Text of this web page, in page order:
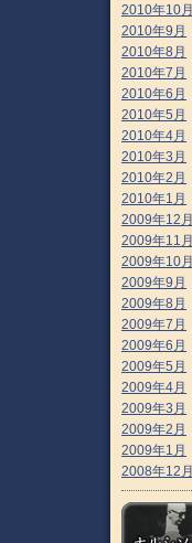
2010年10月
2010年9月
2010年8月
2010年7月
2010年6月
2010年5月
2010年4月
2010年3月
2010年2月
2010年1月
2009年12月
2009年11月
2009年10月
2009年9月
2009年8月
2009年7月
2009年6月
2009年5月
2009年4月
2009年3月
2009年2月
2009年1月
2008年12月